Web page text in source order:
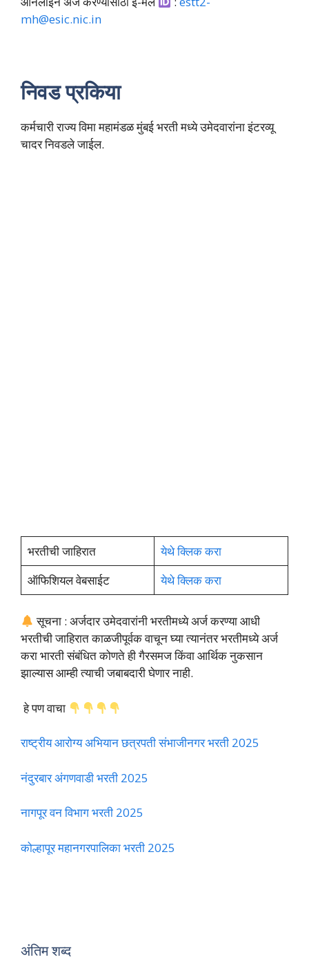
mh@esic.nic.in
निवड प्रकिया
कर्मचारी राज्य विमा महामंडळ मुंबई भरती मध्ये उमेदवारांना इंटरव्यू
चादर निवडले जाईल.
भरतीची जाहिरात
येथे क्लिक करा
ऑफिशियल वेबसाईट
येथे क्लिक करा
सूचना : अर्जदार उमेदवारांनी भरतीमध्ये अर्ज करण्या आधी
भरतीची जाहिरात काळजीपूर्वक वाचून घ्या त्यानंतर भरतीमध्ये अर्ज
करा भारती संबंधित कोणते ही गैरसमज किंवा आर्थिक नुकसान
झाल्यास आम्ही त्याची जबाबदारी घेणार नाही.
हे पण वाचा
राष्ट्रीय आरोग्य अभियान छत्रपती संभाजीनगर भरती 2025
नंदुरबार अंगणवाडी भरती 2025
नागपूर वन विभाग भरती 2025
कोल्हापूर महानगरपालिका भरती 2025
अंतिम शब्द